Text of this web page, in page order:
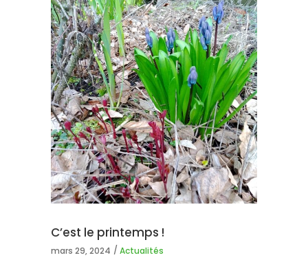
C’est le printemps !
mars 29, 2024 Actualités